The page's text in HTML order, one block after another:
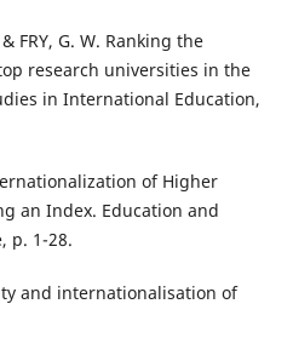
FRY, G. W. Ranking the
research universities in the
in International Education,
of Higher
an Index. Education and
p. 1-28.
and internationalisation of